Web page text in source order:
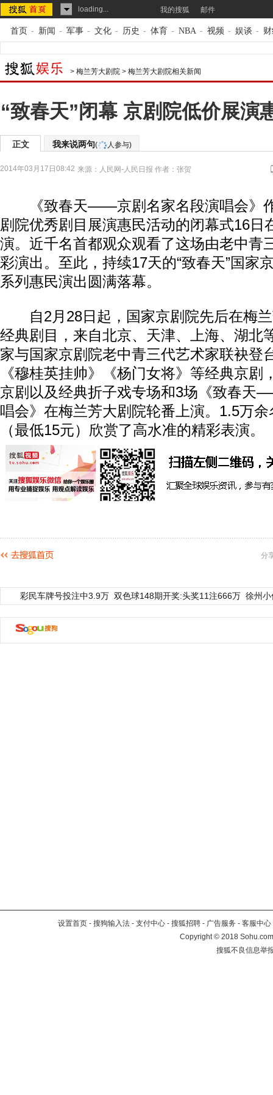
loading... 我的搜狐 邮件
首页 - 新闻 - 军事 - 文化 - 历史 - 体育 - NBA - 视频 - 娱谈 -
> 梅兰芳大剧院 > 梅兰芳大剧院相关新闻
“致春天”闭幕 京剧院低价展演
正文 我来说两句( 人参与)
2014年03月17日08:42 来源： 人民网-人民日报 作者：张贺
《致春天——京剧名家名段演唱会》作
剧院优秀剧目展演惠民活动的闭幕式16日
演。近千名首都观众观看了这场由老中青
彩演出。至此，持续17天的“致春天”国家
系列惠民演出圆满落幕。
自2月28日起，国家京剧院先后在梅兰
经典剧目，来自北京、天津、上海、湖北
家与国家京剧院老中青三代艺术家联袂登
《穆桂英挂帅》《杨门女将》等经典京剧
京剧以及经典折子戏专场和3场《致春天
唱会》在梅兰芳大剧院轮番上演。1.5万
（最低15元）欣赏了高水准的精彩表演。
分
彩民车牌号投注中3.9万 双色球148期开奖:头奖11注666万 徐州
设置首页 - 搜狗输入法 - 支付中心 - 搜狐招聘 - 广告服务 - 客服中心
Copyright©2018
搜狐不良信息举